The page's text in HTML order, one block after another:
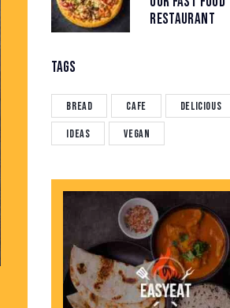
RESTAURANT
TAGS
Bread Cafe Delicious
Ideas Vegan